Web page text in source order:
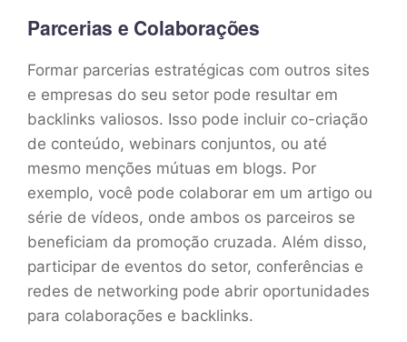
Parcerias e Colaborações
Formar parcerias estratégicas com outros sites
e empresas do seu setor pode resultar em
backlinks valiosos. Isso pode incluir co-criação
de conteúdo, webinars conjuntos, ou até
mesmo menções mútuas em blogs. Por
exemplo, você pode colaborar em um artigo ou
série de vídeos, onde ambos os parceiros se
beneficiam da promoção cruzada. Além disso,
participar de eventos do setor, conferências e
redes de networking pode abrir oportunidades
para colaborações e backlinks.